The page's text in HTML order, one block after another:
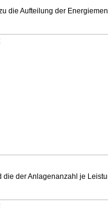
die Aufteilung der
die der Anlagenanzahl je